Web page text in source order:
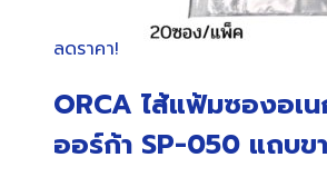
ลดราคา!
ORCA ไส้แฟ้มซองอเ
ออร์ก้า SP-050 แถบข